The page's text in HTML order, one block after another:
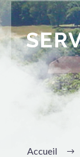
Accueil